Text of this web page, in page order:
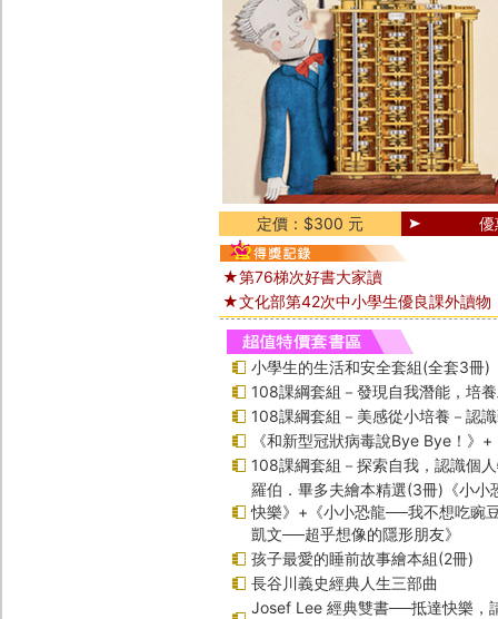
定價：$300 元
★第76梯次好書大家讀
★文化部第42次中小學生優良課外讀物
小學生的生活和安全套組(全套3冊)
108課綱套組－發現自我潛能，培
108課綱套組－美感從小培養－認
《和新型冠狀病毒說Bye Bye！》
108課綱套組－探索自我，認識個
羅伯．畢多夫繪本精選(3冊)《小
快樂》+《小小恐龍──我不想吃豌
凱文──超乎想像的隱形朋友》
孩子最愛的睡前故事繪本組(2冊)
長谷川義史經典人生三部曲
Josef Lee 經典雙書──抵達快樂，